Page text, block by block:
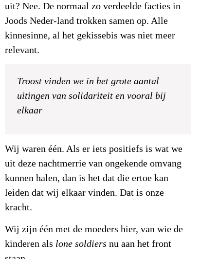
uit? Nee. De normaal zo verdeelde facties in
Joods Neder-land trokken samen op. Alle
kinnesinne, al het gekissebis was niet meer
relevant.
Troost vinden we in het grote aantal
uitingen van solidariteit en vooral bij
elkaar
Wij waren één. Als er iets positiefs is wat we
uit deze nachtmerrie van ongekende omvang
kunnen halen, dan is het dat die ertoe kan
leiden dat wij elkaar vinden. Dat is onze
kracht.
Wij zijn één met de moeders hier, van wie de
kinderen als lone soldiers nu aan het front